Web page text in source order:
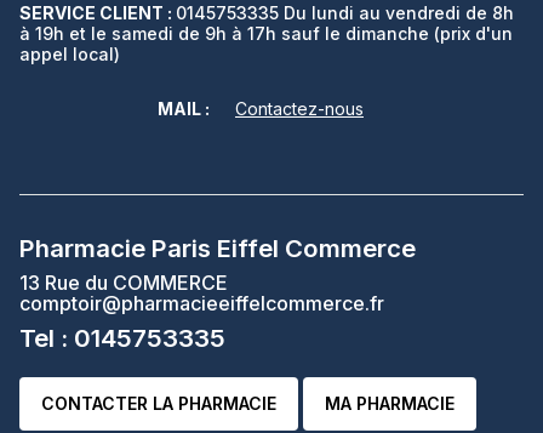
SERVICE CLIENT : 0145753335 Du lundi au vendredi de 8h
à 19h et le samedi de 9h à 17h sauf le dimanche (prix d'un
appel local)
MAIL : Contactez-nous
Pharmacie Paris Eiffel Commerce
13 Rue du COMMERCE
comptoir@pharmacieeiffelcommerce.fr
Tel : 0145753335
CONTACTER LA PHARMACIE MA PHARMACIE